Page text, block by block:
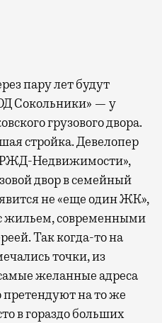
пару лет будут
Сокольники» — у
грузового двора.
стройка. Девелопер
Недвижимости»,
двор в семейный
не «еще один ЖК»,
жильем, современными
Так когда-то на
точки, из
желанные адреса
претендуют на то же
в гораздо больших